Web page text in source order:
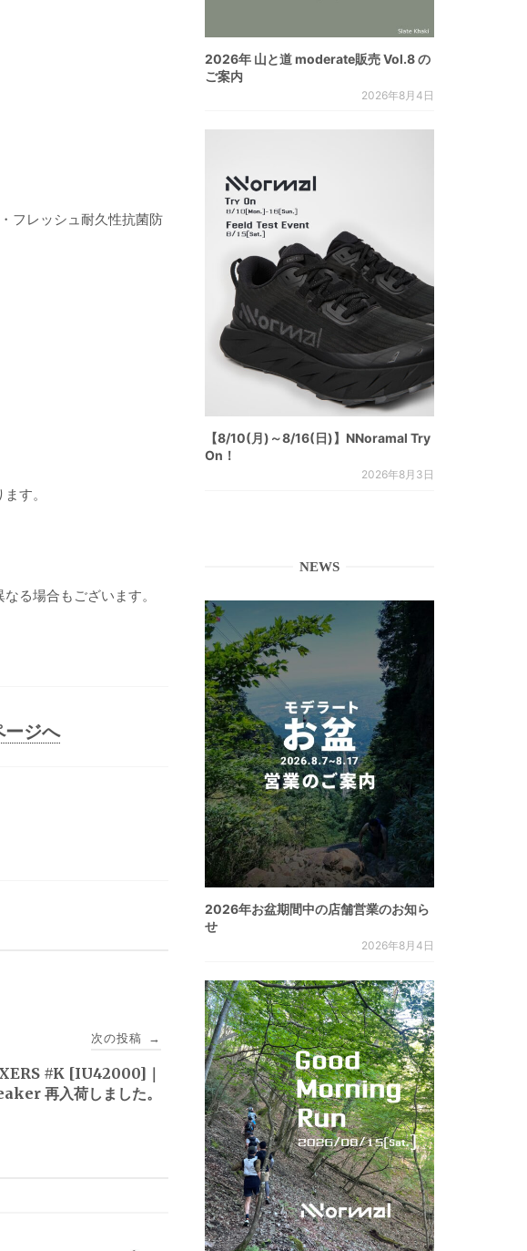
フレッシュ耐久性抗菌防
す。
る場合もございます。
ジへ
次の投稿 →
#K [IU42000]｜
再入荷しました。
2026年 山と道 moderate販売 Vol.8 の
ご案内
2026年8月4日
【8/10(月)～8/16(日)】NNoramal Try
On！
2026年8月3日
NEWS
2026年お盆期間中の店舗営業のお知ら
せ
2026年8月4日